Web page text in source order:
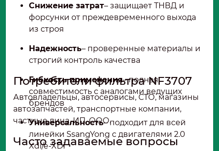
Снижение затрат– защищает ТНВД и
форсунки от преждевременного выхода
из строя
Надежность– проверенные материалы и
строгий контроль качества
Гибкость применения– полная
совместимость с аналогами ведущих
брендов
Универсальность– подходит для всей
линейки SsangYong с двигателями 2.0
Xdi/e-XDi
Потребители фильтра NF3707
Автовладельцы, автосервисы, СТО, магазины
автозапчастей, транспортные компании,
частные лица, ИП, ООО.
Часто задаваемые вопросы